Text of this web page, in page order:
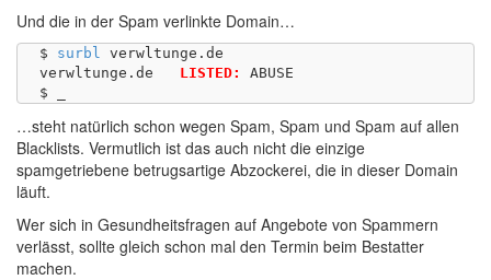
Und die in der Spam verlinkte Domain…
$ surbl
verwltunge.de
LISTED:
ABUSE
…steht natürlich schon wegen Spam, Spam und Spam auf allen
Blacklists. Vermutlich ist das auch nicht die einzige
spamgetriebene betrugsartige Abzockerei, die in dieser Domain
läuft.
Wer sich in Gesundheitsfragen auf Angebote von Spammern
verlässt, sollte gleich schon mal den Termin beim Bestatter
machen.